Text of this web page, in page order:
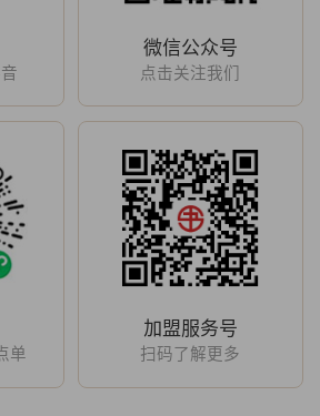
微信公众号
点击关注我们
单
加盟服务号
扫码了解更多